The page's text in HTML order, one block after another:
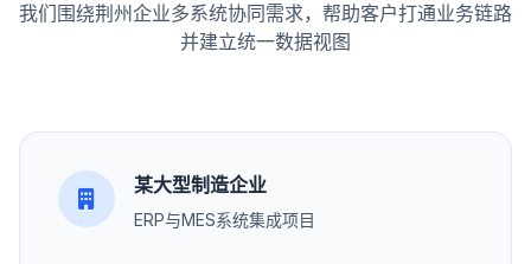
我们围绕荆州企业多系统协同需求，帮助客户打通业务链路
并建立统一数据视图
某大型制造企业
ERP与MES系统集成项目